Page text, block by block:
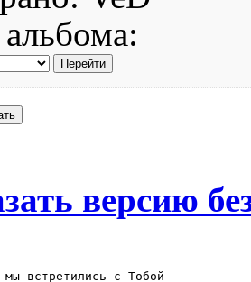
версию
встретились с Тобой